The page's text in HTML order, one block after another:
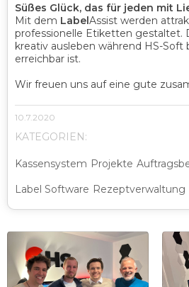
Süßes Glück, das für jeden mit
Mit dem LabelAssist werden
professionelle Etiketten gestaltet.
kreativ ausleben während HS-Soft
erreichbar ist.
Wir freuen uns auf eine gute
10.7.2020
KATEGORIEN:
Kassensystem Projekte
Label Software Rezeptverwaltung